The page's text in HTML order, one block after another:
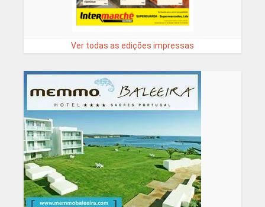
Ver todas as edições impressas